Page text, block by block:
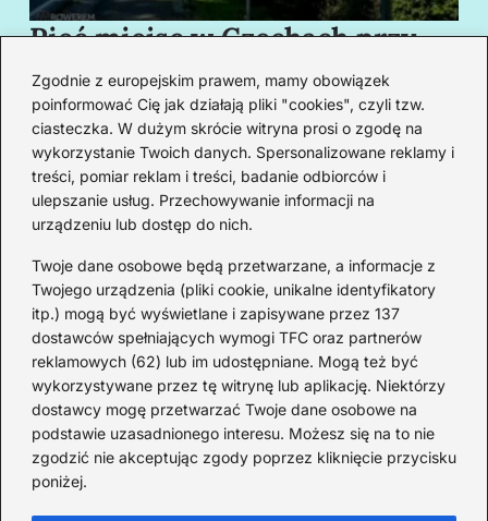
Zgodnie z europejskim prawem, mamy obowiązek
poinformować Cię jak działają pliki "cookies", czyli tzw.
ciasteczka. W dużym skrócie witryna prosi o zgodę na
wykorzystanie Twoich danych. Spersonalizowane reklamy i
treści, pomiar reklam i treści, badanie odbiorców i
ulepszanie usług. Przechowywanie informacji na
urządzeniu lub dostęp do nich.
Twoje dane osobowe będą przetwarzane, a informacje z
Twojego urządzenia (pliki cookie, unikalne identyfikatory
itp.) mogą być wyświetlane i zapisywane przez 137
dostawców spełniających wymogi TFC oraz partnerów
reklamowych (62) lub im udostępniane. Mogą też być
wykorzystywane przez tę witrynę lub aplikację. Niektórzy
dostawcy mogę przetwarzać Twoje dane osobowe na
podstawie uzasadnionego interesu. Możesz się na to nie
zgodzić nie akceptując zgody poprzez kliknięcie przycisku
poniżej.
Pięć miejsc w Czechach przy
granicy, które cię oczarują
swoim urokiem
Redakcja
Od lat podróżuję, by poznawać świat z bliska – nie tylko
przez pryzmat zabytków, ale przede wszystkim ludzi,
smaków i codzienności.
Redakcja: Michalina Staszic
ul. Miła 08A, 32-514 Bieruń
477 362 966
admin@teatrbiuropodrozy.pl
F
a
c
X
L
i